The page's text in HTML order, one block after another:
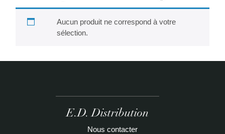
Aucun produit ne correspond à votre
sélection.
E.D. Distribution
Nous contacter